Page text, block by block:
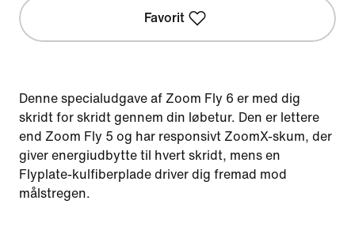
Favorit
Denne specialudgave af Zoom Fly 6 er med dig
skridt for skridt gennem din løbetur. Den er lettere
end Zoom Fly 5 og har responsivt ZoomX-skum, der
giver energiudbytte til hvert skridt, mens en
Flyplate-kulfiberplade driver dig fremad mod
målstregen.